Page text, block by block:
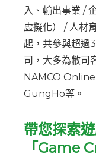
入、輸出事業 /
虛擬化） / 人材
起，共參與超過
司，大多為敝
NAMCO
GungHo等。
帶您探索
「Game